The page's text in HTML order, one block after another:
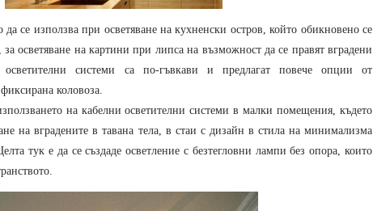
се използва при осветяване на кухненски остров, който обикновено се
осветяване на картини при липса на възможност да се правят вградени
системи са по-гъвкави и предлагат повече опции от
коловоза.
на кабелни осветителни системи в малки помещения, където
на вградените в тавана тела, в стаи с дизайн в стила на минимализма
тук е да се създаде осветление с безтегловни лампи без опора, които